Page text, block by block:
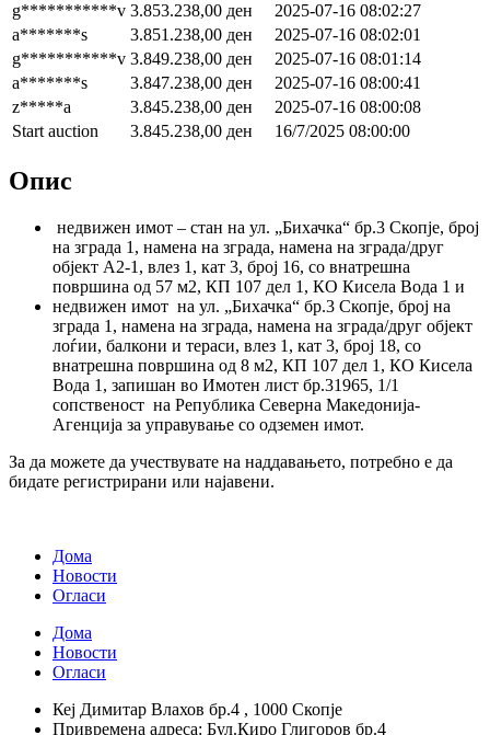
g***********v 3.853.238,00 ден
2025-07-16 08:02:27
a*******s
3.851.238,00 ден
2025-07-16 08:02:01
g***********v 3.849.238,00 ден
2025-07-16 08:01:14
a*******s
3.847.238,00 ден
2025-07-16 08:00:41
z*****a
3.845.238,00 ден
2025-07-16 08:00:08
Start auction
3.845.238,00 ден 16/7/2025 08:00:00
Опис
недвижен имот – стан на ул. „Бихачка“ бр.3 Скопје, број
на зграда 1, намена на зграда, намена на зграда/друг
објект А2-1, влез 1, кат 3, број 16, со внатрешна
површина од 57 м2, КП 107 дел 1, КО Кисела Вода 1 и
недвижен имот на ул. „Бихачка“ бр.3 Скопје, број на
зграда 1, намена на зграда, намена на зграда/друг објект
лоѓии, балкони и тераси, влез 1, кат 3, број 18, со
внатрешна површина од 8 м2, КП 107 дел 1, КО Кисела
Вода 1, запишан во Имотен лист бр.31965, 1/1
сопственост на Република Северна Македонија-
Агенција за управување со одземен имот.
За да можете да учествувате на наддавањето, потребно е да
бидате регистрирани или најавени.
Дома
Новости
Огласи
Дома
Новости
Огласи
Кеј Димитар Влахов бр.4 , 1000 Скопје
Привремена адреса: Бул.Киро Глигоров бр.4